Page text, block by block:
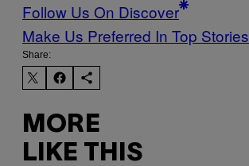
Follow Us On Discover
Make Us Preferred In Top Stories
Share:
MORE
LIKE THIS